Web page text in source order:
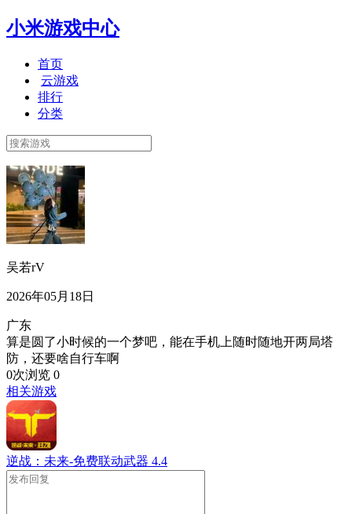
小米游戏中心
首页
云游戏
排行
分类
吴若rV
2026年05月18日
广东
算是圆了小时候的一个梦吧，能在手机上随时随地开两局塔
防，还要啥自行车啊
0次浏览 0
相关游戏
逆战：未来-免费联动武器 4.4